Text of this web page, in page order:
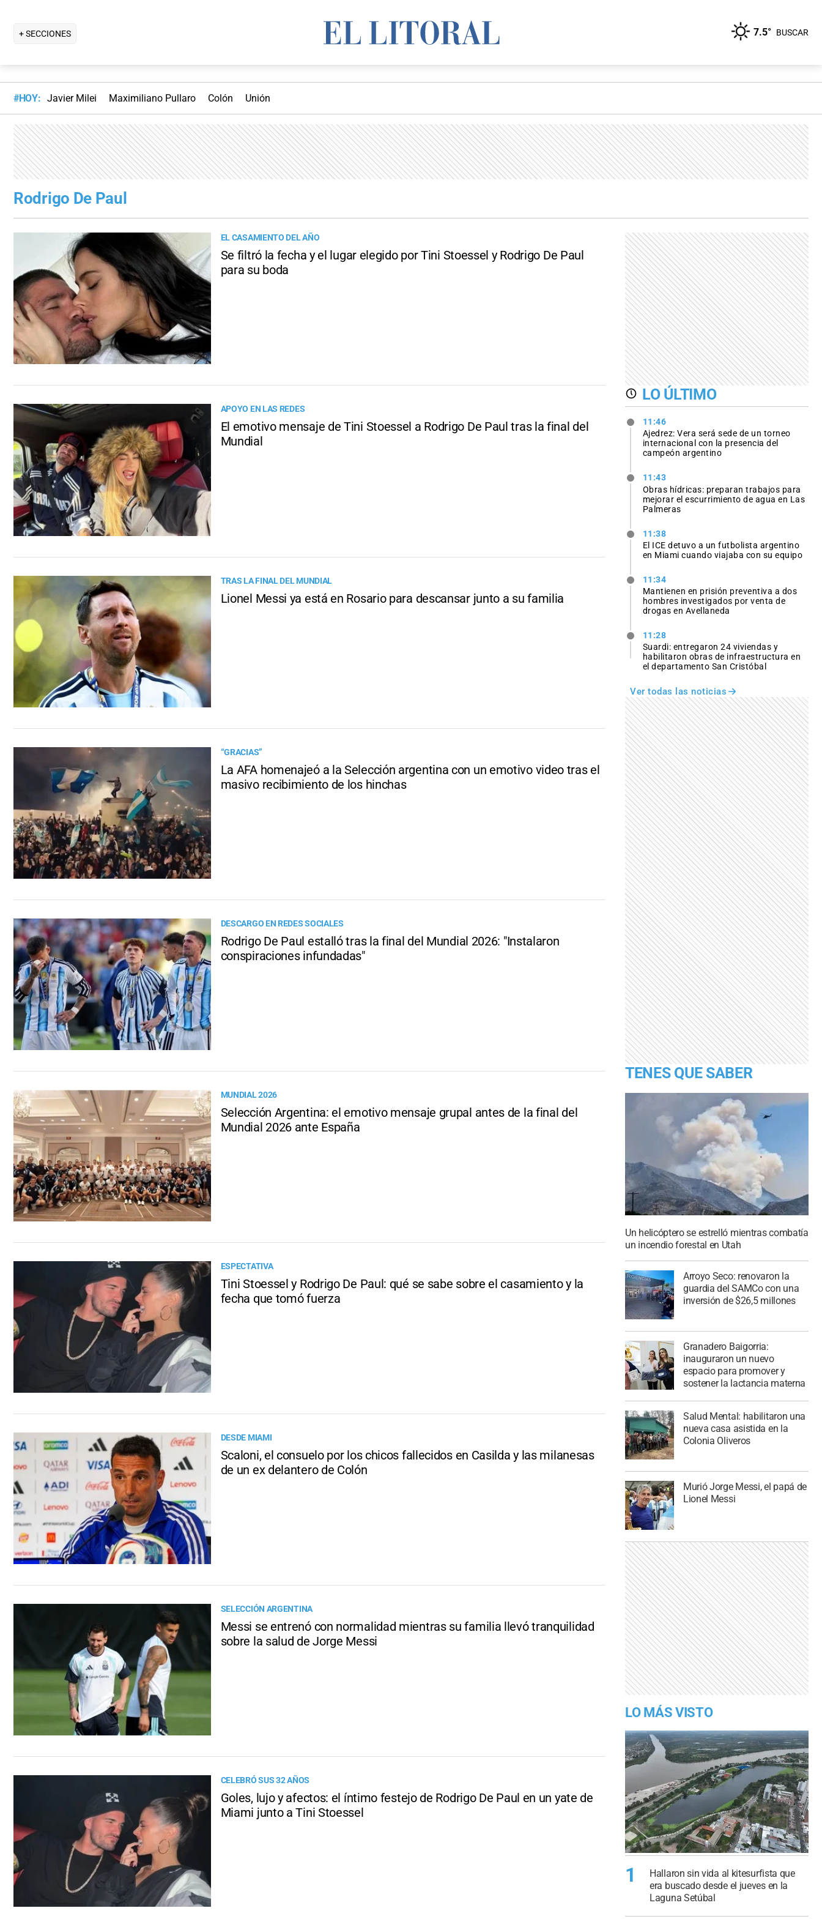
+ SECCIONES 7.5° BUSCAR
#HOY: Javier Milei Maximiliano Pullaro Colón Unión
Rodrigo De Paul
EL CASAMIENTO DEL AÑO
Se filtró la fecha y el lugar elegido por Tini Stoessel y Rodrigo De Paul
para su boda
APOYO EN LAS REDES
El emotivo mensaje de Tini Stoessel a Rodrigo De Paul tras la final del
Mundial
TRAS LA FINAL DEL MUNDIAL
Lionel Messi ya está en Rosario para descansar junto a su familia
“GRACIAS”
La AFA homenajeó a la Selección argentina con un emotivo video tras el
masivo recibimiento de los hinchas
DESCARGO EN REDES SOCIALES
Rodrigo De Paul estalló tras la final del Mundial 2026: "Instalaron
conspiraciones infundadas"
MUNDIAL 2026
Selección Argentina: el emotivo mensaje grupal antes de la final del
Mundial 2026 ante España
ESPECTATIVA
Tini Stoessel y Rodrigo De Paul: qué se sabe sobre el casamiento y la
fecha que tomó fuerza
DESDE MIAMI
Scaloni, el consuelo por los chicos fallecidos en Casilda y las milanesas
de un ex delantero de Colón
SELECCIÓN ARGENTINA
Messi se entrenó con normalidad mientras su familia llevó tranquilidad
sobre la salud de Jorge Messi
CELEBRÓ SUS 32 AÑOS
Goles, lujo y afectos: el íntimo festejo de Rodrigo De Paul en un yate de
Miami junto a Tini Stoessel
LO ÚLTIMO
11:46
Ajedrez: Vera será sede de un torneo
internacional con la presencia del
campeón argentino
11:43
Obras hídricas: preparan trabajos para
mejorar el escurrimiento de agua en Las
Palmeras
11:38
El ICE detuvo a un futbolista argentino
en Miami cuando viajaba con su equipo
11:34
Mantienen en prisión preventiva a dos
hombres investigados por venta de
drogas en Avellaneda
11:28
Suardi: entregaron 24 viviendas y
habilitaron obras de infraestructura en
el departamento San Cristóbal
Ver todas las noticias
TENES QUE SABER
Un helicóptero se estrelló mientras combatía
un incendio forestal en Utah
Arroyo Seco: renovaron la
guardia del SAMCo con una
inversión de $26,5 millones
Granadero Baigorria:
inauguraron un nuevo
espacio para promover y
sostener la lactancia materna
Salud Mental: habilitaron una
nueva casa asistida en la
Colonia Oliveros
Murió Jorge Messi, el papá de
Lionel Messi
LO MÁS VISTO
1
Hallaron sin vida al kitesurfista que
era buscado desde el jueves en la
Laguna Setúbal